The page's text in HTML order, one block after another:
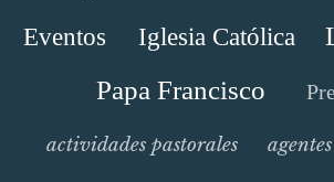
Eventos Iglesia Católica
Papa Francisco
actividades pastorales